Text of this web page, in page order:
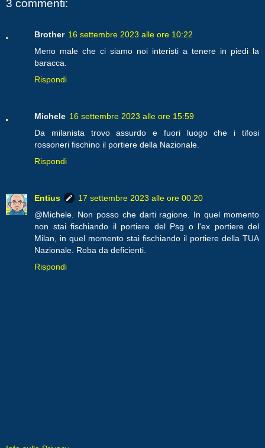
3 commenti:
Brother 16 settembre 2023 alle ore 10:22
Meno male che ci siamo noi interisti a tenere in piedi la
baracca.
Rispondi
Michele 16 settembre 2023 alle ore 15:59
Da milanista trovo assurdo e fuori luogo che i tifosi
rossoneri fischino il portiere della Nazionale.
Rispondi
Entius
17 settembre 2023 alle ore 00:20
@Michele. Non posso che darti ragione. In quel momento
non stai fischiando il portiere del Psg o l'ex portiere del
Milan, in quel momento stai fischiando il portiere della TUA
Nazionale. Roba da deficienti.
Rispondi